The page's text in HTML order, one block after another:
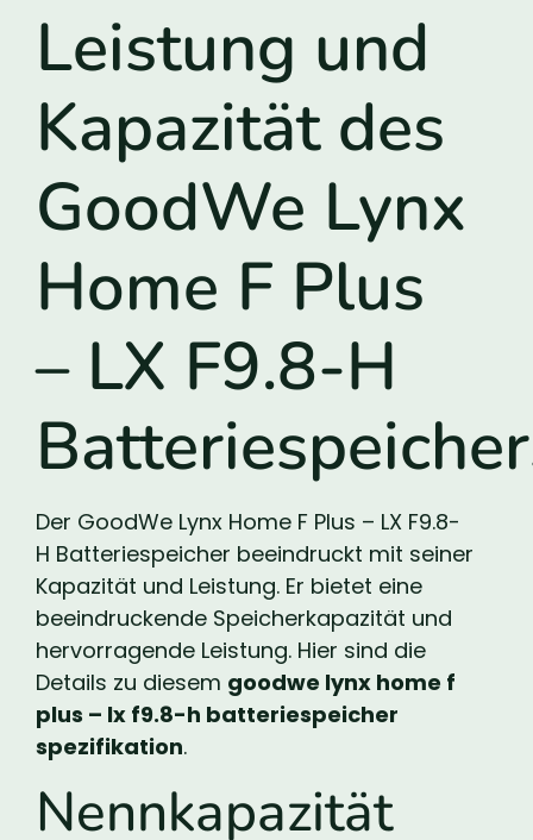
Leistung und
Kapazität des
GoodWe Lynx
Home F Plus
– LX F9.8-H
Der GoodWe Lynx Home F Plus – LX F9.8-
H Batteriespeicher beeindruckt mit seiner
Kapazität und Leistung. Er bietet eine
beeindruckende Speicherkapazität und
hervorragende Leistung. Hier sind die
Details zu diesem goodwe lynx home f
plus – lx f9.8-h batteriespeicher
spezifikation.
Nennkapazität